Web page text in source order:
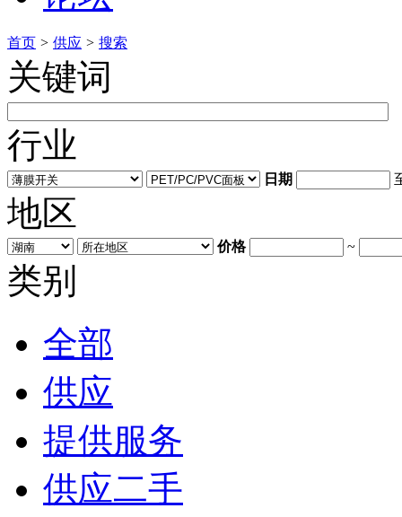
首页 > 供应 > 搜索
关键词
行业
日期
地区
价格 ~
类别
全部
供应
提供服务
供应二手